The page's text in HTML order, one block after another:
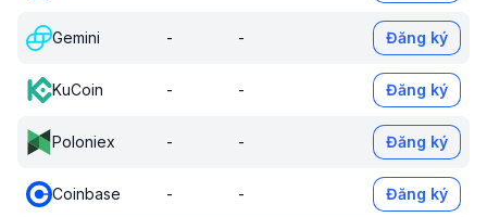
Gemini - - Đăng ký
KuCoin - - Đăng ký
Poloniex - - Đăng ký
Coinbase - - Đăng ký